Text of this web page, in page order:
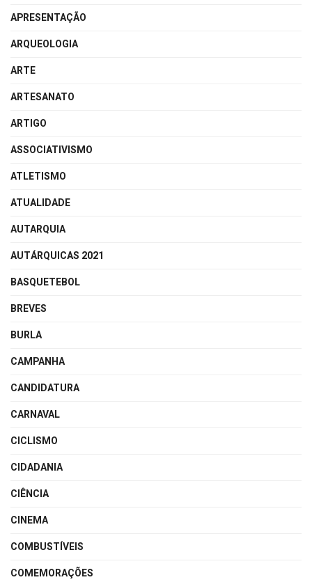
APRESENTAÇÃO
ARQUEOLOGIA
ARTE
ARTESANATO
ARTIGO
ASSOCIATIVISMO
ATLETISMO
ATUALIDADE
AUTARQUIA
AUTÁRQUICAS 2021
BASQUETEBOL
BREVES
BURLA
CAMPANHA
CANDIDATURA
CARNAVAL
CICLISMO
CIDADANIA
CIÊNCIA
CINEMA
COMBUSTÍVEIS
COMEMORAÇÕES